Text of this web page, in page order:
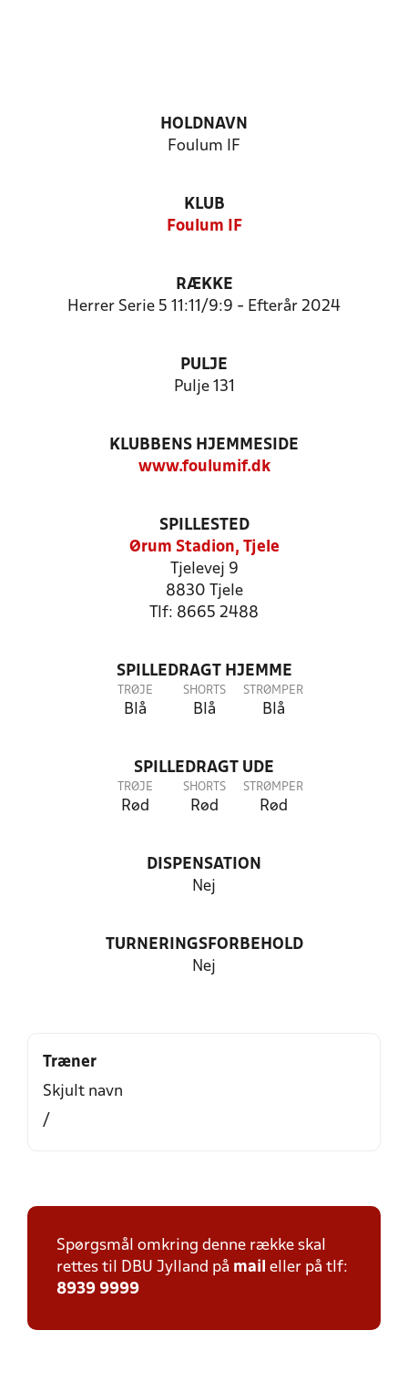
HOLDNAVN
Foulum IF
KLUB
Foulum IF
RÆKKE
Herrer Serie 5 11:11/9:9 - Efterår 2024
PULJE
Pulje 131
KLUBBENS HJEMMESIDE
www.foulumif.dk
SPILLESTED
Ørum Stadion, Tjele
Tjelevej 9
8830 Tjele
Tlf: 8665 2488
SPILLEDRAGT HJEMME
TRØJE
Blå
SHORTS
Blå
STRØMPER
Blå
SPILLEDRAGT UDE
TRØJE
Rød
SHORTS
Rød
STRØMPER
Rød
DISPENSATION
Nej
TURNERINGSFORBEHOLD
Nej
Træner
Skjult navn
/
Spørgsmål omkring denne række skal
rettes til DBU Jylland på mail eller på tlf:
8939 9999